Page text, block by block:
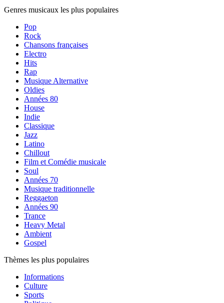
Genres musicaux les plus populaires
Pop
Rock
Chansons françaises
Electro
Hits
Rap
Musique Alternative
Oldies
Années 80
House
Indie
Classique
Jazz
Latino
Chillout
Film et Comédie musicale
Soul
Années 70
Musique traditionnelle
Reggaeton
Années 90
Trance
Heavy Metal
Ambient
Gospel
Thèmes les plus populaires
Informations
Culture
Sports